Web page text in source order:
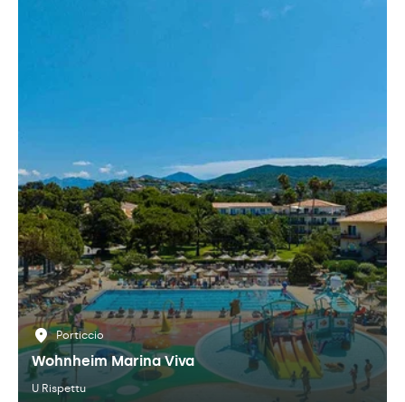
Porticcio
Wohnheim Marina Viva
U Rispettu